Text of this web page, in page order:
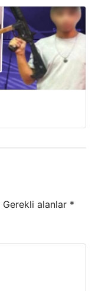
Gerekli alanlar *